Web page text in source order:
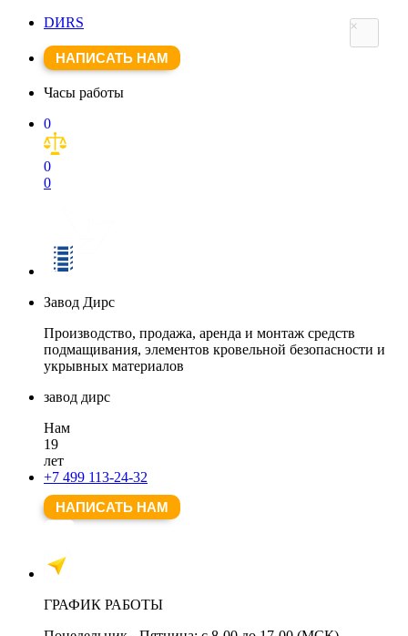
DИRS
НАПИСАТЬ НАМ
Часы работы
0
0
0
Завод Дирс
Производство, продажа, аренда и монтаж средств
подмащивания, элементов кровельной безопасности и
укрывных материалов
завод дирс
Нам
19
лет
+7 499 113-24-32
НАПИСАТЬ НАМ
ГРАФИК РАБОТЫ
×